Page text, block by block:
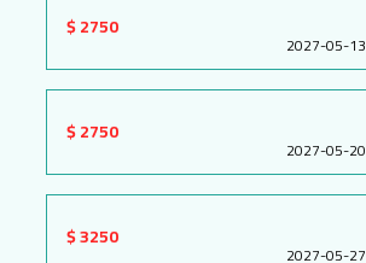
2027-05-13
2750 $
2027-05-20
2750 $
2027-05-27
3250 $